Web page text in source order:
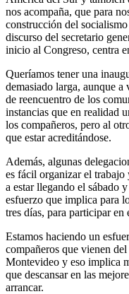
nos acompaña, que para
construcción del
discurso del secretario
inicio al Congreso, centra
Queríamos tener una
demasiado larga, aunque a
de reencuentro de los
instancias que en realidad
los compañeros, pero al
que estar acreditándose.
Además, algunas
es fácil organizar el trabajo
a estar llegando el sábado
esfuerzo que implica para
tres días, para participar en
Estamos haciendo un
compañeros que vienen
Montevideo y eso implica
que descansar en las
arrancar.